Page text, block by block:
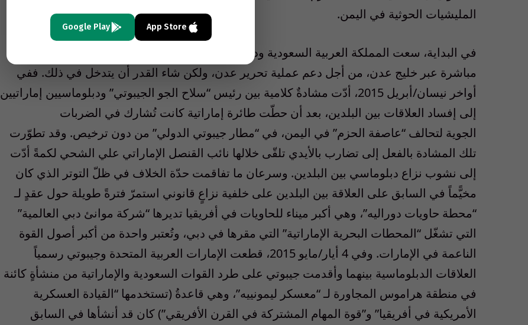
المليشيات الحوثية في اليمن.
في البداية، سعت المملكة العربية السعودية ودولة «الإمارات» إلى استخدام جيبوتي، التي تقع
مباشرة عبر خليج عدن، من أجل دعم عملية تحرير عدن، ولكن شاء القدر أن يتدخل في ذلك. ففي
أواخر نيسان/أبريل 2015، أدّت مشادةٌ كلامية بين رئيس “سلاح الجو الجيبوتي” ودبلوماسيين إماراتيين
إلى إفساد العلاقات بين البلدين، بعد أن حطّت طائرة إماراتية كانت تُشارك في الضربات
الجوية لتحالف “عاصفة الحزم” في اليمن، في “مطار جيبوتي الدولي” من دون ترخيص. وقد تطوّرت
تلك المشادة بالفعل إلى تضارب بالأيدي تلقّى خلالها نائب القنصل الإماراتي علي الشحي لكمةً أدّت
إلى نشوب نزاع دبلوماسي بين البلدين. وسرعان ما تفاقمت حدّة الخلاف في ظلّ التوتر الذي كان
مخيًّماً في السابق على العلاقة بين البلدين على خلفية نزاعٍ قانوني استمرّ فترةً طويلة حول عقدٍ لـ
“محطة حاويات دوراليه”، وهي أكبر ميناء للحاويات في أفريقيا تديرها “شركة موانئ دبي العالمية”
التي تشغّل “المحطات البحرية الإماراتية” التي مقرها في دبي، وتُعتبر واحدة من أكبر أصول القوة
الناعمة في الإمارات. وفي 4 أيار/مايو 2015، قطعت الإمارات العربية المتحدة وجيبوتي رسمياً
العلاقات الدبلوماسية بينهما وأقدمت جيبوتي على طرد القوات السعودية والإماراتية من منشأةٍ كائنة
في منطقة هراموس المجاورة لـ “معسكر ليمونييه”، وهي قاعدةُ (تستخدمها “القيادة العسكرية
الأمريكية في أفريقيا” و”قوة المهام المشتركة في القرن الأفريقي”) كان قد أنشأها في السابق
App Store
Google Play